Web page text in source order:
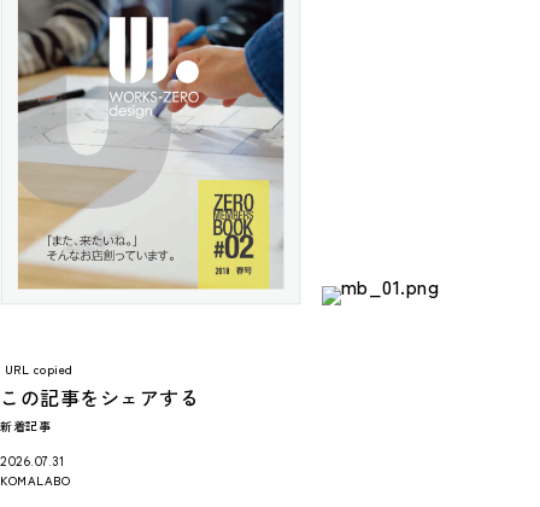
URL copied
この記事をシェアする
新着記事
2026.07.31
KOMALABO